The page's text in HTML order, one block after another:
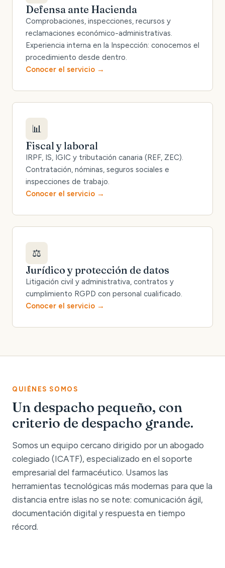
Defensa ante Hacienda
Comprobaciones, inspecciones, recursos y
reclamaciones económico-administrativas.
Experiencia interna en la Inspección: conocemos el
procedimiento desde dentro.
Conocer el servicio
📊
Fiscal y laboral
IRPF, IS, IGIC y tributación canaria (REF, ZEC).
Contratación, nóminas, seguros sociales e
inspecciones de trabajo.
Conocer el servicio
⚖️
Jurídico y protección de datos
Litigación civil y administrativa, contratos y
cumplimiento RGPD con personal cualificado.
Conocer el servicio
QUIÉNES SOMOS
Un despacho pequeño, con
criterio de despacho grande.
Somos un equipo cercano dirigido por un abogado
colegiado (ICATF), especializado en el soporte
empresarial del farmacéutico. Usamos las
herramientas tecnológicas más modernas para que la
distancia entre islas no se note: comunicación ágil,
documentación digital y respuesta en tiempo
récord.